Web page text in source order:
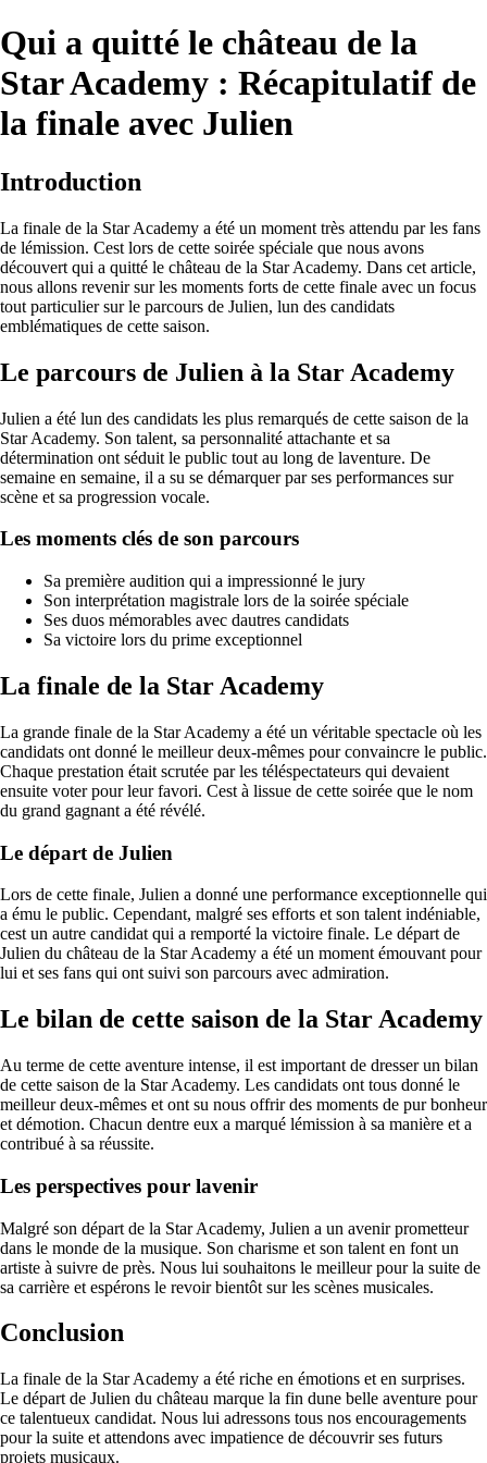
Qui a quitté le château de la
Star Academy : Récapitulatif de
la finale avec Julien
Introduction
La finale de la Star Academy a été un moment très attendu par les fans
de lémission. Cest lors de cette soirée spéciale que nous avons
découvert qui a quitté le château de la Star Academy. Dans cet article,
nous allons revenir sur les moments forts de cette finale avec un focus
tout particulier sur le parcours de Julien, lun des candidats
emblématiques de cette saison.
Le parcours de Julien à la Star Academy
Julien a été lun des candidats les plus remarqués de cette saison de la
Star Academy. Son talent, sa personnalité attachante et sa
détermination ont séduit le public tout au long de laventure. De
semaine en semaine, il a su se démarquer par ses performances sur
scène et sa progression vocale.
Les moments clés de son parcours
Sa première audition qui a impressionné le jury
Son interprétation magistrale lors de la soirée spéciale
Ses duos mémorables avec dautres candidats
Sa victoire lors du prime exceptionnel
La finale de la Star Academy
La grande finale de la Star Academy a été un véritable spectacle où les
candidats ont donné le meilleur deux-mêmes pour convaincre le public.
Chaque prestation était scrutée par les téléspectateurs qui devaient
ensuite voter pour leur favori. Cest à lissue de cette soirée que le nom
du grand gagnant a été révélé.
Le départ de Julien
Lors de cette finale, Julien a donné une performance exceptionnelle qui
a ému le public. Cependant, malgré ses efforts et son talent indéniable,
cest un autre candidat qui a remporté la victoire finale. Le départ de
Julien du château de la Star Academy a été un moment émouvant pour
lui et ses fans qui ont suivi son parcours avec admiration.
Le bilan de cette saison de la Star Academy
Au terme de cette aventure intense, il est important de dresser un bilan
de cette saison de la Star Academy. Les candidats ont tous donné le
meilleur deux-mêmes et ont su nous offrir des moments de pur bonheur
et démotion. Chacun dentre eux a marqué lémission à sa manière et a
contribué à sa réussite.
Les perspectives pour lavenir
Malgré son départ de la Star Academy, Julien a un avenir prometteur
dans le monde de la musique. Son charisme et son talent en font un
artiste à suivre de près. Nous lui souhaitons le meilleur pour la suite de
sa carrière et espérons le revoir bientôt sur les scènes musicales.
Conclusion
La finale de la Star Academy a été riche en émotions et en surprises.
Le départ de Julien du château marque la fin dune belle aventure pour
ce talentueux candidat. Nous lui adressons tous nos encouragements
pour la suite et attendons avec impatience de découvrir ses futurs
projets musicaux.